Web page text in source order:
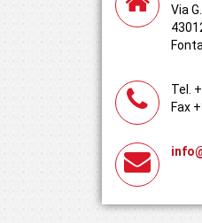
Via
Tel.
Fax